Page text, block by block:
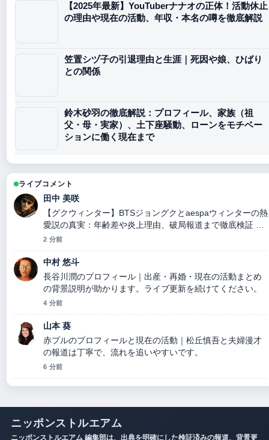
【2025年最新】YouTuberナナオの正体！活動休止
の理由や現在の活動、年収・本名の噂を徹底解説
笠置シヅ子の引退理由と生涯｜死因や娘、ひばり
との関係
鈴木砂羽の徹底解説：プロフィール、家族（祖
父・母・実家）、土下座騒動、ローンをモチベー
ションに働く現在まで
ライブコメント
田中 美咲
【グクウィンター】BTSジョングクとaespaウィンターの熱
愛説の真実：年齢差や炎上理由、破局報道まで徹底検証 を
追っていますが、この解説は落ち着いていて信頼できます
2 分前
中村 悠斗
長谷川潤のプロフィール｜出産・再婚・現在の活動まとめ
の背景説明が助かります。ライブ更新を続けてください。
4 分前
山本 葵
赤プルのプロフィールと現在の活動｜松丘慎吾と夫婦漫才
の報道は丁寧で、流れを追いやすいです。
6 分前
ニッポンストルエアム
ニッポンストルエアム 編集部は、出典を明確にした検証済みの報道、背景更